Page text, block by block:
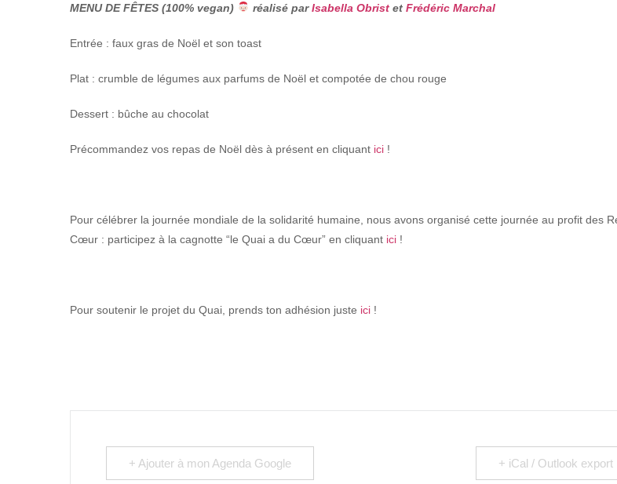
MENU DE FÊTES (100% vegan) réalisé parIsabella Obristet Frédéric Marchal
Entrée : faux gras de Noël et son toast
Plat : crumble de légumes aux parfums de Noël et compotée de chou rouge
Dessert : bûche au chocolat
Précommandez vos repas de Noël dès à présent en cliquant ici !
Pour célébrer la journée mondiale de la solidarité humaine, nous avons organisé cette journée au profit des
Cœur : participez à la cagnotte “le Quai a du Cœur” en cliquant ici !
Pour soutenir le projet du Quai, prends ton adhésion juste ici !
+ Ajouter à mon Agenda Google + iCal / Outlook export